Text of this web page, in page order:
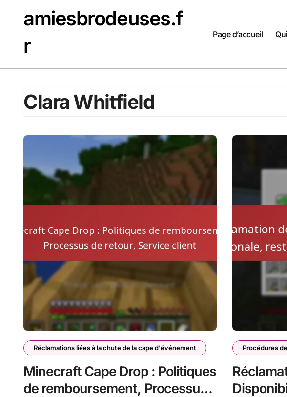
contentamiesbrodeuses.f
r
Page d’accueil
Clara Whitfield
Réclamations liées à la chute de la cape d'événement
Minecraft Cape Drop : Politiques
de remboursement, Processus
Procédures